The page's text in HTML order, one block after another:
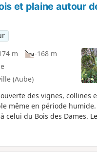
et plaine autour
m
-168 m
(Aube)
des vignes, collines
même en période
celui du Bois des Dames.
sur-Aube) et du GR®145 -
emprunté par les pèlerins